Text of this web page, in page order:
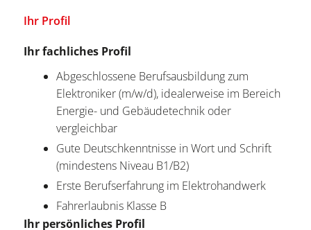
Ihr Profil
Ihr fachliches Profil
Abgeschlossene Berufsausbildung zum
Elektroniker (m/w/d), idealerweise im Bereich
Energie- und Gebäudetechnik oder
vergleichbar
Gute Deutschkenntnisse in Wort und Schrift
(mindestens Niveau B1/B2)
Erste Berufserfahrung im Elektrohandwerk
Fahrerlaubnis Klasse B
Ihr persönliches Profil